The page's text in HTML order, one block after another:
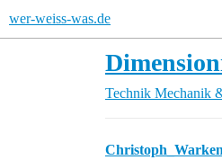
wer-weiss-was.de
Technik Mechanik
Christoph_Warken